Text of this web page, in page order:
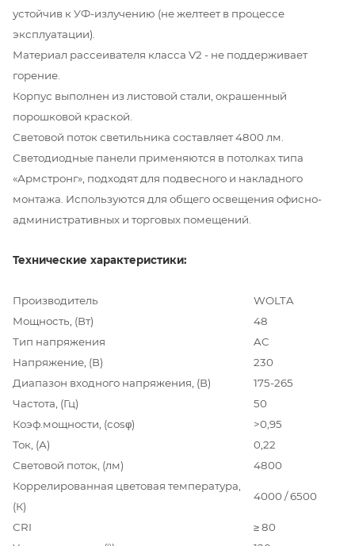
устойчив к УФ-излучению (не желтеет в процессе
эксплуатации).
Материал рассеивателя класса V2 - не поддерживает
горение.
Корпус выполнен из листовой стали, окрашенный
порошковой краской.
Световой поток светильника составляет 4800 лм.
Светодиодные панели применяются в потолках типа
«Армстронг», подходят для подвесного и накладного
монтажа. Используются для общего освещения офисно-
административных и торговых помещений.
Технические характеристики:
Производитель
WOLTA
Мощность, (Вт)
48
Тип напряжения
AC
Напряжение, (В)
230
Диапазон входного напряжения, (В)
175-265
Частота, (Гц)
50
Коэф.мощности, (cosφ)
>0,95
Ток, (А)
0,22
Световой поток, (лм)
4800
Коррелированная цветовая температура,
(К)
4000 / 6500
CRI
≥ 80